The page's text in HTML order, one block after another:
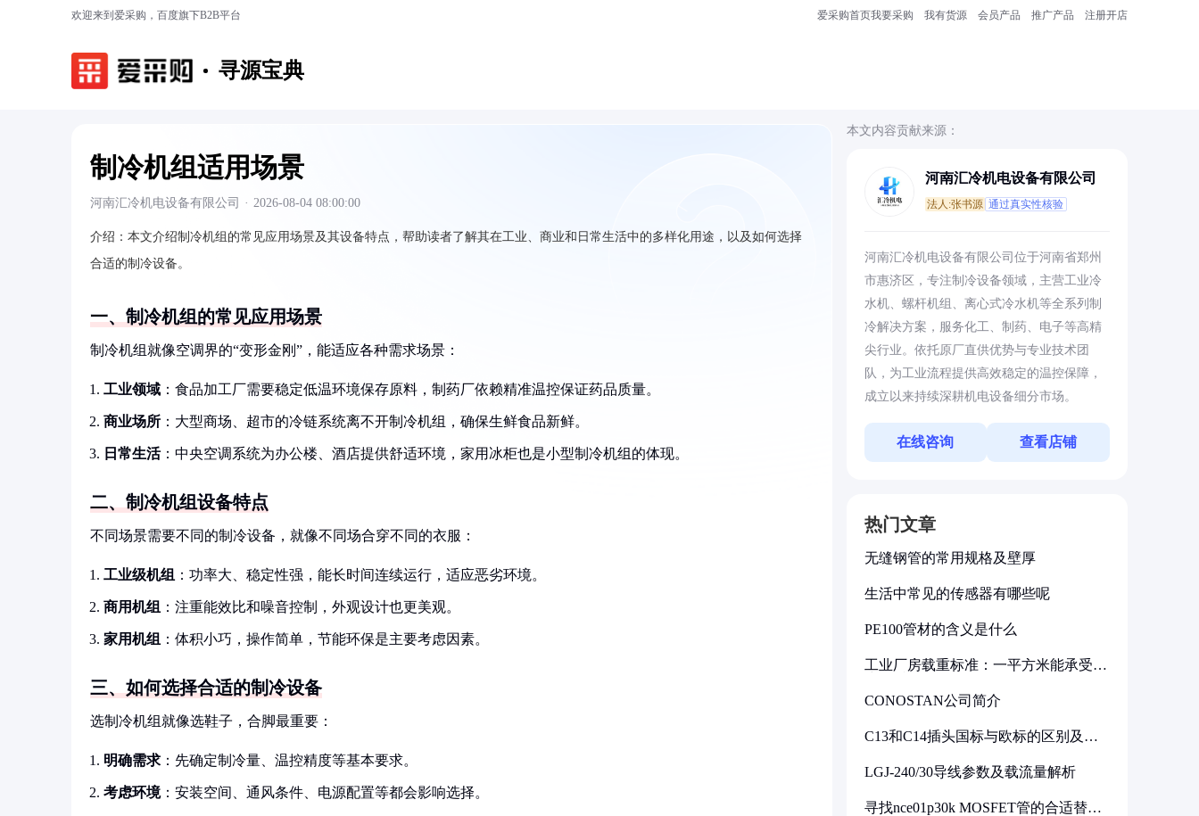
欢迎来到爱采购，百度旗下B2B平台 爱采购首页我要采购 我有货源 会员产品 推广产品 注册开店
寻源宝典
制冷机组适用场景
河南汇冷机电设备有限公司 · 2026-08-04 08:00:00
介绍： 本文介绍制冷机组的常见应用场景及其设备特点，帮助读者了解其在工业、商业和日常生活中的多样化用途，以及如何选择
合适的制冷设备。
一、制冷机组的常见应用场景
制冷机组就像空调界的“变形金刚”，能适应各种需求场景：
工业领域 ：食品加工厂需要稳定低温环境保存原料，制药厂依赖精准温控保证药品质量。
商业场所 ：大型商场、超市的冷链系统离不开制冷机组，确保生鲜食品新鲜。
日常生活：中央空调系统为办公楼、酒店提供舒适环境，家用冰柜也是小型制冷机组的体现。
二、制冷机组设备特点
不同场景需要不同的制冷设备，就像不同场合穿不同的衣服：
工业级机组 ：功率大、稳定性强，能长时间连续运行，适应恶劣环境。
商用机组 ：注重能效比和噪音控制，外观设计也更美观。
家用机组 ：体积小巧，操作简单，节能环保是主要考虑因素。
三、如何选择合适的制冷设备
选制冷机组就像选鞋子，合脚最重要：
明确需求 ：先确定制冷量、温控精度等基本要求。
考虑环境：安装空间、通风条件、电源配置等都会影响选择。
本文内容贡献来源：
河南汇冷机电设备有限公司
法人:张书源 通过真实性核验
河南汇冷机电设备有限公司位于河南省郑州
市惠济区，专注制冷设备领域，主营工业冷
水机、螺杆机组、离心式冷水机等全系列制
冷解决方案，服务化工、制药、电子等高精
尖行业。依托原厂直供优势与专业技术团
队，为工业流程提供高效稳定的温控保障，
成立以来持续深耕机电设备细分市场。
在线咨询 查看店铺
热门文章
无缝钢管的常用规格及壁厚
生活中常见的传感器有哪些呢
PE100管材的含义是什么
工业厂房载重标准：一平方米能承受多
CONOSTAN公司简介
C13和C14插头国标与欧标的区别及其
LGJ-240/30导线参数及载流量解析
寻找nce01p30k MOSFET管的合适替代